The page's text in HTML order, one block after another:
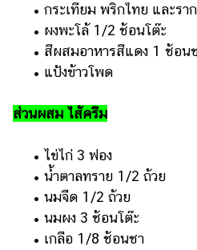
ร่วม
งาน
กับ
เรา
• กระเทียม พริกไทย และรา
• ผงพะโล้ 1/2 ช้อนโต๊ะ
• สีผสมอาหารสีแดง 1 ช้อน
• แป้งข้าวโพด
ส่วนผสม ไส้ครีม
• ไข่ไก่ 3 ฟอง
• น้ำตาลทราย 1/2 ถ้วย
• นมจืด 1/2 ถ้วย
• นมผง 3 ช้อนโต๊ะ
• เกลือ 1/8 ช้อนชา